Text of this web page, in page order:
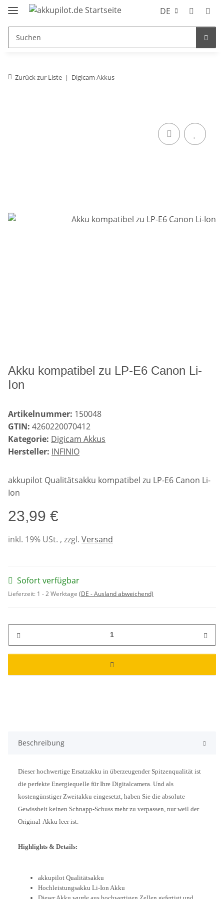
DE
Zurück zur Liste Digicam Akkus
Akku kompatibel zu LP-E6 Canon Li-
Ion
Artikelnummer: 150048
GTIN: 4260220070412
Kategorie: Digicam Akkus
Hersteller: INFINIO
akkupilot Qualitätsakku kompatibel zu LP-E6 Canon Li-
Ion
23,99 €
inkl. 19% USt. , zzgl. Versand
Sofort verfügbar
Lieferzeit: 1 - 2 Werktage (DE - Ausland abweichend)
Beschreibung
Dieser hochwertige Ersatzakku in überzeugender Spitzenqualität ist
die perfekte Energiequelle für Ihre Digitalcamera. Und als
kostengünstiger Zweitakku eingesetzt, haben Sie die absolute
Gewissheit keinen Schnapp-Schuss mehr zu verpassen, nur weil der
Original-Akku leer ist.
Highlights & Details:
akkupilot Qualitätsakku
Hochleistungsakku Li-Ion Akku